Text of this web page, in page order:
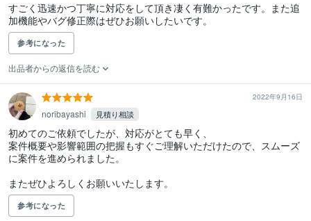
すごく迅速かつ丁寧に対応をして頂き凄く有難かったです。また追
加機能やバグ修正際はぜひお願いしたいです。
参考になった
出品者からの返信を読む
2022年9月16日
noribayashi 見積り相談
初めてのご依頼でしたが、対応がとても早く、
案件概要や影響範囲の把握もすぐご理解いただけたので、スムーズ
に案件を進められました。
またぜひよろしくお願いいたします。
参考になった